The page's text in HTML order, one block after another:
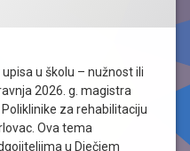
u školu – nužnost ili
2026. g. magistra
za rehabilitaciju
Ova tema
u Dječjem